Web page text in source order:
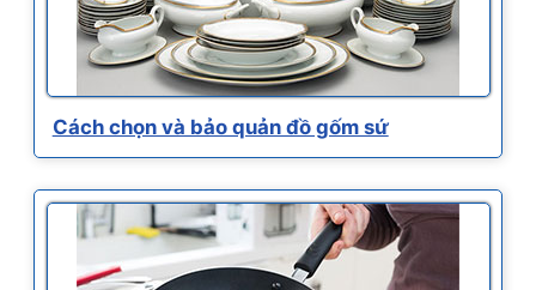
Cách chọn và bảo quản đồ gốm sứ